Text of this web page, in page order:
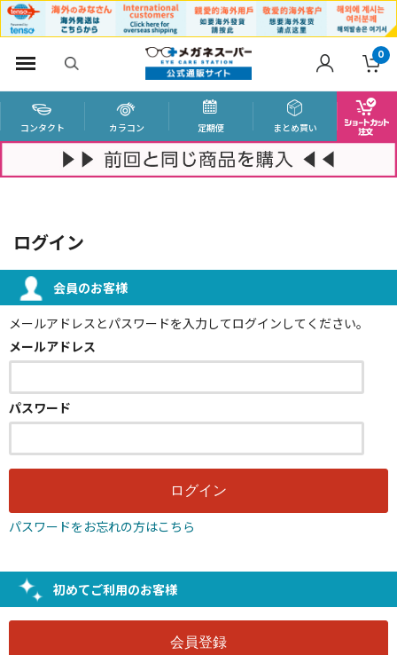
0
コンタクト カラコン 定期便 まとめ買い
ログイン
会員のお客様
メールアドレスとパスワードを入力してログインしてください。
メールアドレス
パスワード
パスワードをお忘れの方はこちら
初めてご利用のお客様